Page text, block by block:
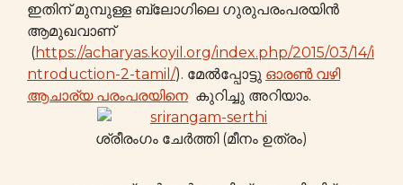
ഇതിന് മുമ്പുള്ള ബ്ലോഗിലെ ഗുരുപരംപരയിന്‍
ആമുഖവാണ്
(https://acharyas.koyil.org/index.php/2015/03/14/i
ntroduction-2-tamil/). മേൽപ്പോട്ടു ഓരണ്‍ വഴി
ആചാര്യ പരംപരയിനെ കുറിച്ചു അറിയാം.
ശ്രീരംഗം ചേർത്തി (മീനം ഉത്രം)